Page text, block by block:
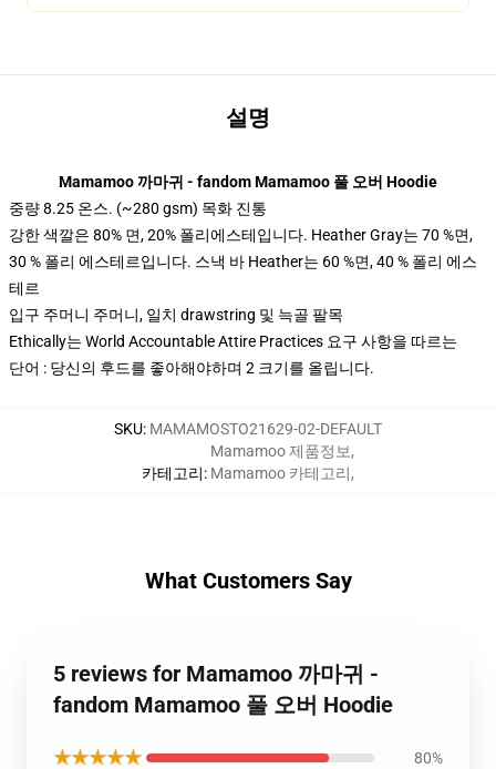
설명
Mamamoo 까마귀 - fandom Mamamoo 풀 오버 Hoodie
중량 8.25 온스. (~280 gsm) 목화 진통
강한 색깔은 80% 면, 20% 폴리에스테입니다. Heather Gray는 70 %면,
30 % 폴리 에스테르입니다. 스낵 바 Heather는 60 %면, 40 % 폴리 에스
테르
입구 주머니 주머니, 일치 drawstring 및 늑골 팔목
Ethically는 World Accountable Attire Practices 요구 사항을 따르는
단어 : 당신의 후드를 좋아해야하며 2 크기를 올립니다.
SKU: MAMAMOSTO21629-02-DEFAULT
카테고리:
Mamamoo 제품정보,
Mamamoo 카테고리,
What Customers Say
5 reviews for Mamamoo 까마귀 -
fandom Mamamoo 풀 오버 Hoodie
★★★★★ 80%